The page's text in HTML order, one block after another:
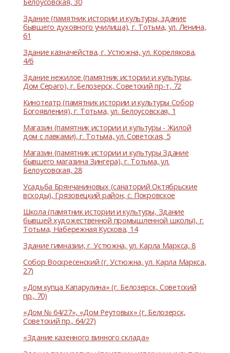
Здание (памятник истории и культуры, здание
бывшего духовного училища), г. Тотьма, ул. Ленина,
61
Здание казначейства, г. Устюжна, ул. Корелякова,
4/6
Здание нежилое (памятник истории и культуры,
Дом Сераго), г. Белозерск, Советский пр-т, 72
Кинотеатр (памятник истории и культуры Собор
Богоявления), г. Тотьма, ул. Белоусовская, 1
Магазин (памятник истории и культуры - Жилой
дом с лавками), г. Тотьма, ул. Советская, 5
Магазин (памятник истории и культуры Здание
бывшего магазина Зингера), г. Тотьма, ул.
Белоусовская, 28
Усадьба Брянчаниновых (санаторий Октябрьские
всходы), Грязовецкий район, с. Покровское
Школа (памятник истории и культуры, Здание
бывшей художественной промышленной школы), г.
Тотьма, Набережная Кускова, 14
Здание гимназии, г. Устюжна, ул. Карла Маркса, 8
Собор Воскресенский (г. Устюжна, ул. Карла Маркса,
27)
«Дом купца Капарулина» (г. Белозерск, Советский
пр., 70)
«Дом № 64/27», «Дом Реутовых» (г. Белозерск,
Советский пр., 64/27)
«Здание казенного винного склада»